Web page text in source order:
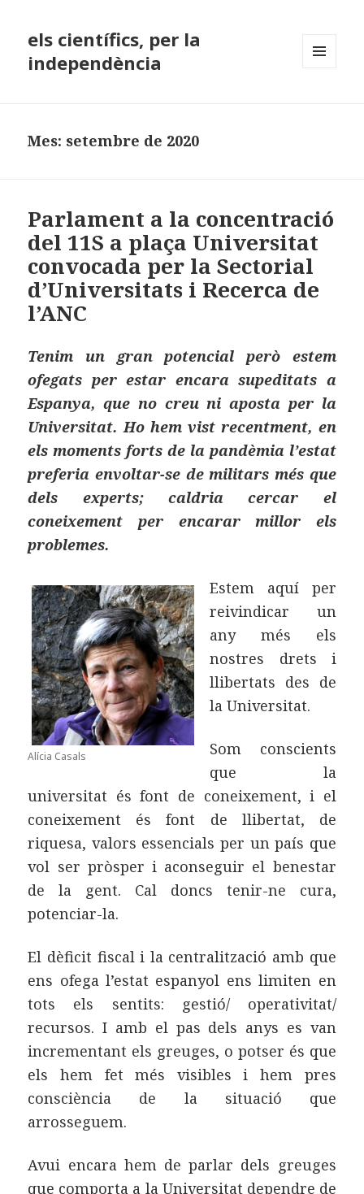
els científics, per la
independència
Mes: setembre de 2020
Parlament a la concentració
del 11S a plaça Universitat
convocada per la Sectorial
d’Universitats i Recerca de
l’ANC
Tenim un gran potencial però estem
ofegats per estar encara supeditats a
Espanya, que no creu ni aposta per la
Universitat. Ho hem vist recentment, en
els moments forts de la pandèmia l’estat
preferia envoltar-se de militars més que
dels experts; caldria cercar el
coneixement per encarar millor els
problemes.
Alícia Casals
Estem aquí per
reivindicar un
any més els
nostres drets i
llibertats des de
la Universitat.
Som conscients
que la
universitat és font de coneixement, i el
coneixement és font de llibertat, de
riquesa, valors essencials per un país que
vol ser pròsper i aconseguir el benestar
de la gent. Cal doncs tenir-ne cura,
potenciar-la.
El dèficit fiscal i la centralització amb que
ens ofega l’estat espanyol ens limiten en
tots els sentits: gestió/ operativitat/
recursos. I amb el pas dels anys es van
incrementant els greuges, o potser és que
els hem fet més visibles i hem pres
consciència de la situació que
arrosseguem.
Avui encara hem de parlar dels greuges
que comporta a la Universitat dependre de